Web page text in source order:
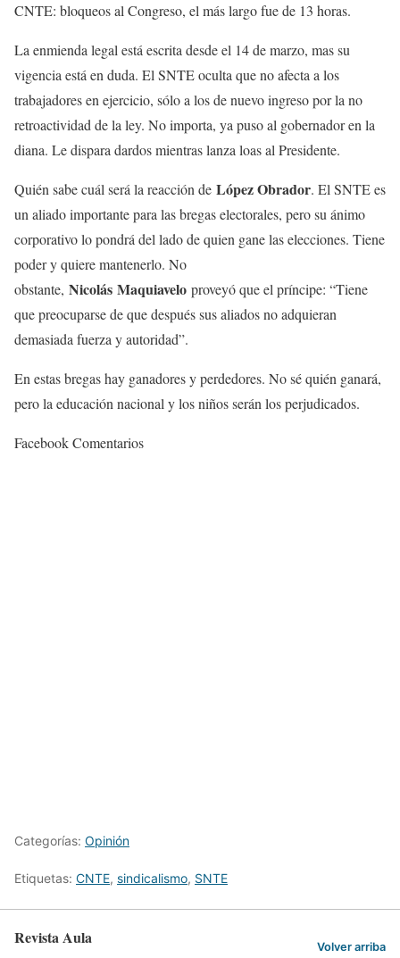
CNTE: bloqueos al Congreso, el más largo fue de 13 horas.
La enmienda legal está escrita desde el 14 de marzo, mas su
vigencia está en duda. El SNTE oculta que no afecta a los
trabajadores en ejercicio, sólo a los de nuevo ingreso por la no
retroactividad de la ley. No importa, ya puso al gobernador en la
diana. Le dispara dardos mientras lanza loas al Presidente.
Quién sabe cuál será la reacción de López Obrador. El SNTE es
un aliado importante para las bregas electorales, pero su ánimo
corporativo lo pondrá del lado de quien gane las elecciones. Tiene
poder y quiere mantenerlo. No
obstante, Nicolás Maquiavelo proveyó que el príncipe: “Tiene
que preocuparse de que después sus aliados no adquieran
demasiada fuerza y autoridad”.
En estas bregas hay ganadores y perdedores. No sé quién ganará,
pero la educación nacional y los niños serán los perjudicados.
Facebook Comentarios
Categorías: Opinión
Etiquetas: CNTE, sindicalismo, SNTE
Revista Aula Volver arriba